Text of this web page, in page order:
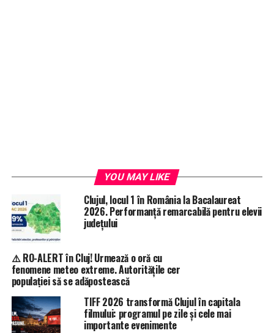
YOU MAY LIKE
Clujul, locul 1 în România la Bacalaureat
2026. Performanță remarcabilă pentru elevii
județului
⚠️ RO-ALERT în Cluj! Urmează o oră cu
fenomene meteo extreme. Autoritățile cer
populației să se adăpostească
TIFF 2026 transformă Clujul în capitala
filmului: programul pe zile și cele mai
importante evenimente